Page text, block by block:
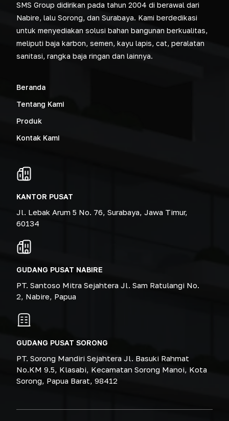
SMS Group didirikan pada tahun 2004 di berawal dari
Nabire, lalu Sorong, dan Surabaya. Kami berdedikasi
untuk menyediakan solusi bahan bangunan berkualitas,
meliputi baja karbon, semen, kayu lapis, cat, peralatan
sanitasi, rangka baja ringan dan lainnya.
Beranda
Tentang Kami
Produk
Kontak Kami
KANTOR PUSAT
Jl. Lebak Arum 5 No. 76, Surabaya, Jawa Timur,
60134
GUDANG PUSAT NABIRE
PT. Santoso Mitra Sejahtera Jl. Sam Ratulangi No.
2, Nabire, Papua
GUDANG PUSAT SORONG
PT. Sorong Mandiri Sejahtera Jl. Basuki Rahmat
No.KM 9.5, Klasabi, Kecamatan Sorong Manoi, Kota
Sorong, Papua Barat, 98412